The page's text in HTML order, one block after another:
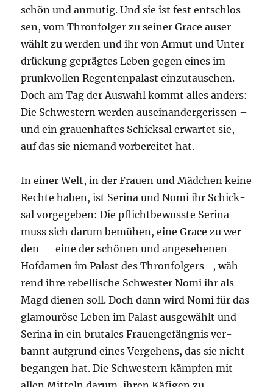
schön und anmu­tig. Und sie ist fest ent­schlos­
sen, vom Thron­fol­ger zu sei­ner Grace aus­er­
wählt zu wer­den und ihr von Armut und Unter­
drü­ckung gepräg­tes Leben gegen eines im
prunk­vol­len Regen­ten­pa­last ein­zu­tau­schen.
Doch am Tag der Aus­wahl kommt alles anders:
Die Schwes­tern wer­den aus­ein­an­der­ge­ris­sen –
und ein grau­en­haf­tes Schick­sal erwar­tet sie,
auf das sie nie­mand vor­be­rei­tet hat.
In einer Welt, in der Frau­en und Mäd­chen kei­ne
Rech­te haben, ist Seri­na und Nomi ihr Schick­
sal vor­ge­ge­ben: Die pflicht­be­wuss­te Seri­na
muss sich dar­um bemü­hen, eine Grace zu wer­
den — eine der schö­nen und ange­se­he­nen
Hof­da­men im Palast des Thron­fol­gers -, wäh­
rend ihre rebel­li­sche Schwes­ter Nomi ihr als
Magd die­nen soll. Doch dann wird Nomi für das
gla­mou­rö­se Leben im Palast aus­ge­wählt und
Seri­na in ein bru­ta­les Frau­en­ge­fäng­nis ver­
bannt auf­grund eines Ver­ge­hens, das sie nicht
began­gen hat. Die Schwes­tern kämp­fen mit